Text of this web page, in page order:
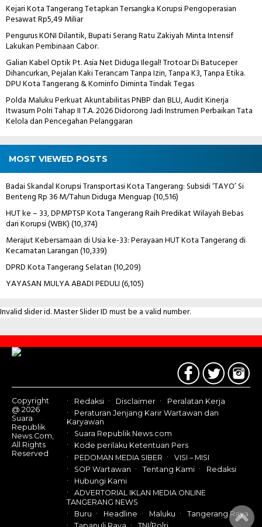
Kejari Kota Tangerang Tetapkan Tersangka Korupsi Pengoperasian
Pesawat Rp5,49 Miliar
Pengurus KONI Dilantik, Bupati Serang Ratu Zakiyah Minta Intensif
Lakukan Pembinaan Cabor.
Galian Kabel Optik Pt. Asia Net Diduga Ilegal! Trotoar Di Batuceper
Dihancurkan, Pejalan Kaki Terancam Tanpa Izin, Tanpa K3, Tanpa Etika.
DPU Kota Tangerang & Kominfo Diminta Tindak Tegas
Polda Maluku Perkuat Akuntabilitas PNBP dan BLU, Audit Kinerja
Itwasum Polri Tahap II T.A. 2026 Didorong Jadi Instrumen Perbaikan Tata
Kelola dan Pencegahan Pelanggaran
MOST VIEWED POSTS
Badai Skandal Korupsi Transportasi Kota Tangerang: Subsidi ‘TAYO’ Si
Benteng Rp 36 M/Tahun Diduga Menguap(10,516)
HUT ke – 33, DPMPTSP Kota Tangerang Raih Predikat Wilayah Bebas
dari Korupsi (WBK)(10,374)
Merajut Kebersamaan di Usia ke-33: Perayaan HUT Kota Tangerang di
Kecamatan Larangan(10,339)
DPRD Kota Tangerang Selatan(10,209)
YAYASAN MULYA ABADI PEDULI(6,105)
Invalid slider id. Master Slider ID must be a valid number.
Contact
Us
Copyright
@ 2026
Suara
Republik
News.Com,
All Rights
Reserved
Redaksi Disclaimer
Peralatan Kerja
Peraturan Jenjang Karir Wartawan dan
Karyawan
Suara Republik News.com
Kode perilaku Ketentuan Pers
PEDOMAN MEDIA SIBER
VISI – MISI
SOP Wartawan
Tentang Kami
Redaksi
Hubungi Kami
ADVERTORIAL IKLAN MEDIA ONLINE
TANGERANG NEWS
Buru
Headline Maluku
Tangerang Raya